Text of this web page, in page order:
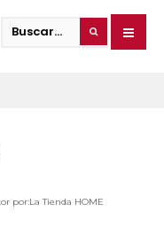
por:La Tienda HOME